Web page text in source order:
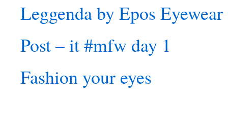
Leggenda by Epos Eyewear
Post – it #mfw day 1
Fashion your eyes